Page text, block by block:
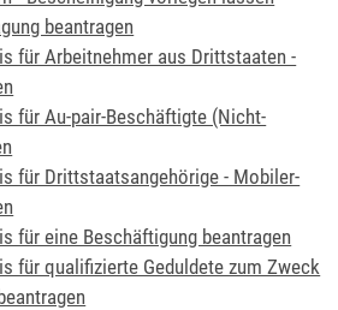
beantragen
für Arbeitnehmer aus Drittstaaten -
für Au-pair-Beschäftigte (Nicht-
für Drittstaatsangehörige - Mobiler-
für eine Beschäftigung beantragen
für qualifizierte Geduldete zum Zweck